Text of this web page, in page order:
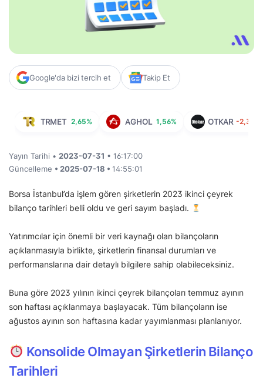
Google'da bizi tercih et Takip Et
TRMET 2,65% AGHOL 1,56% OTKAR -2,33%
Yayın Tarihi • 2023-07-31 • 16:17:00
Güncelleme • 2025-07-18 • 14:55:01
Borsa İstanbul’da işlem gören şirketlerin 2023 ikinci çeyrek
bilanço tarihleri belli oldu ve geri sayım başladı.
Yatırımcılar için önemli bir veri kaynağı olan bilançoların
açıklanmasıyla birlikte, şirketlerin finansal durumları ve
performanslarına dair detaylı bilgilere sahip olabileceksiniz.
Buna göre 2023 yılının ikinci çeyrek bilançoları temmuz ayının
son haftası açıklanmaya başlayacak. Tüm bilançoların ise
ağustos ayının son haftasına kadar yayımlanması planlanıyor.
Konsolide Olmayan Şirketlerin Bilanço
Tarihleri